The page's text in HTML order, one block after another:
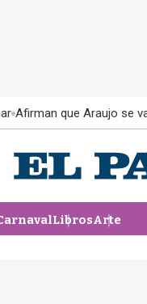
Afirman que Araujo se
LibrosArte